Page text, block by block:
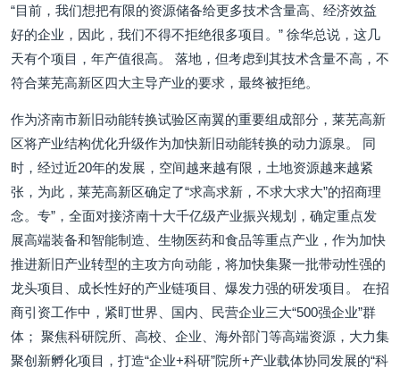
“目前，我们想把有限的资源储备给更多技术含量高、经济效益
好的企业，因此，我们不得不拒绝很多项目。” 徐华总说，这几
天有个项目，年产值很高。 落地，但考虑到其技术含量不高，不
符合莱芜高新区四大主导产业的要求，最终被拒绝。
作为济南市新旧动能转换试验区南翼的重要组成部分，莱芜高新
区将产业结构优化升级作为加快新旧动能转换的动力源泉。 同
时，经过近20年的发展，空间越来越有限，土地资源越来越紧
张，为此，莱芜高新区确定了“求高求新，不求大求大”的招商理
念。专”，全面对接济南十大千亿级产业振兴规划，确定重点发
展高端装备和智能制造、生物医药和食品等重点产业，作为加快
推进新旧产业转型的主攻方向动能，将加快集聚一批带动性强的
龙头项目、成长性好的产业链项目、爆发力强的研发项目。 在招
商引资工作中，紧盯世界、国内、民营企业三大“500强企业”群
体； 聚焦科研院所、高校、企业、海外部门等高端资源，大力集
聚创新孵化项目，打造“企业+科研”院所+产业载体协同发展的“科